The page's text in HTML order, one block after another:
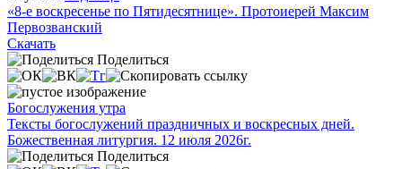
«8-е воскресенье по Пятидесятнице». Протоиерей Максим
Первозванский
Скачать
Поделиться
Богослужения утра
Тексты богослужений праздничных и воскресных дней.
Божественная литургия. 12 июля 2026г.
Поделиться